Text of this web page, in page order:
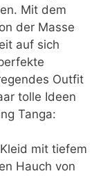
Mit dem
der Masse
auf sich
Outfit
tolle Ideen
Tanga:
mit tiefem
Hauch von